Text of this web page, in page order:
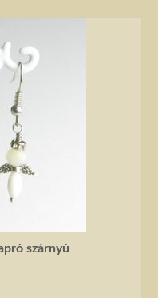
szárnyú